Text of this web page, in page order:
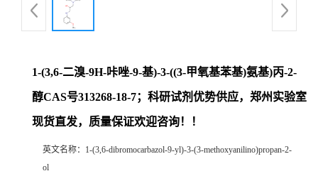
厅1-(3,6-二溴-9H-咔唑-9-基)-3-((3-甲氧基苯基)氨基)丙-2-
醇CAS号313268-18-7；科研试剂优势供应，郑州实验室
现货直发，质量保证欢迎咨询！！
英文名称： 1-(3,6-dibromocarbazol-9-yl)-3-(3-methoxyanilino)propan-2-
ol